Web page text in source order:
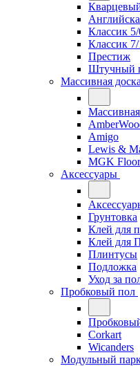
Классик
Классик
Престиж
Штучный
Массивная доска
Amigo
Lewis &
MGK Floor
Аксессуары
Грунтовка
Клей для
Клей для
Плинтусы
Подложка
Уход за
Пробковый пол
Corkart
Wicanders
Модульный